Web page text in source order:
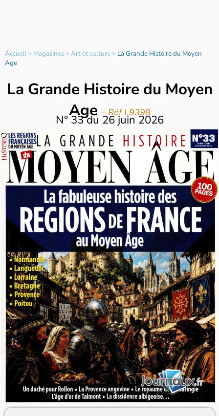
Accueil> Magazines>Art et culture> La Grande Histoire du Moyen
Age
La Grande Histoire du Moyen
Age - Réf L9398
N°33du 26 juin 2026